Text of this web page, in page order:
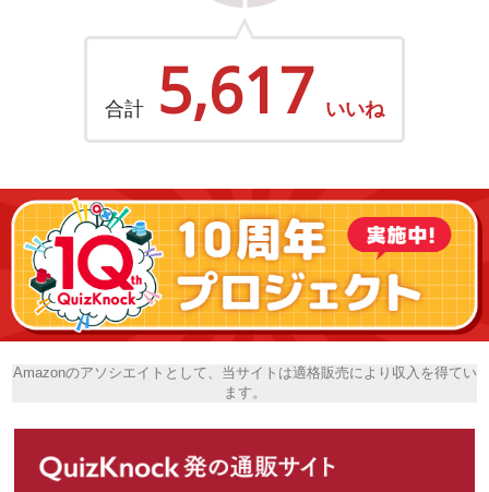
合計 5,617 いいね
Amazonのアソシエイトとして、当サイトは適格販売により収入を得てい
ます。